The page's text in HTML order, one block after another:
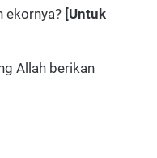
ekornya? [Untuk
Allah berikan